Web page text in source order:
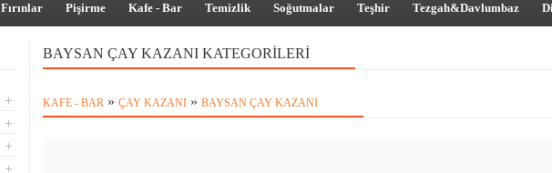
Fırınlar Pişirme Kafe - Bar Temizlik Soğutmalar Teşhir Tezgah&Davlumbaz
BAYSAN ÇAY KAZANI KATEGORILERI
KAFE - BAR » ÇAY KAZANI » BAYSAN ÇAY KAZANI